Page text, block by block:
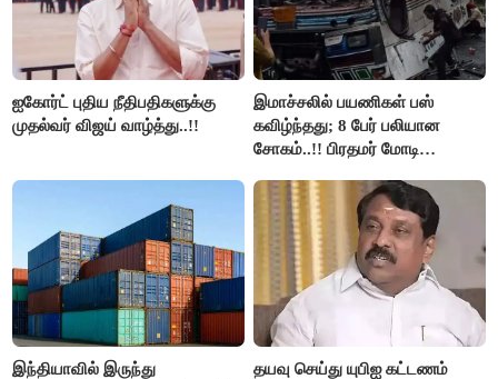
ஐகோர்ட் புதிய நீதிபதிகளுக்கு
முதல்வர் விஜய் வாழ்த்து..!!
இமாச்சலில் பயணிகள் பஸ்
கவிழ்ந்தது; 8 பேர் பலியான
சோகம்..!! பிரதமர் மோடி
இந்தியாவில் இருந்து
தயவு செய்து யுபிஐ கட்டணம்